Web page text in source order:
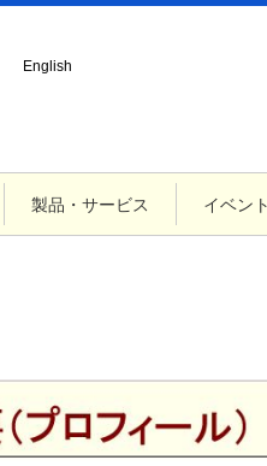
English
製品・サービス イベン